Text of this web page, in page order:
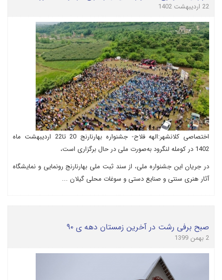
22 اردیبهشت 1402
اختصاصی کلانشهر:الهه فلاح- جشنواره بهارنارنج 20 تا22 اردیبهشت ماه
1402 در کومله لنگرود به‌صورت ملی در حال برگزاری است،
در جریان این جشنواره ملی، از سند ثبت ملی بهارنارنج رونمایی و نمایشگاه
آثار هنری سنتی و صنایع دستی و سوغات محلی گیلان ...
صبح برفی رشت در آخرین زمستان دهه ی ۹۰
2 بهمن 1399